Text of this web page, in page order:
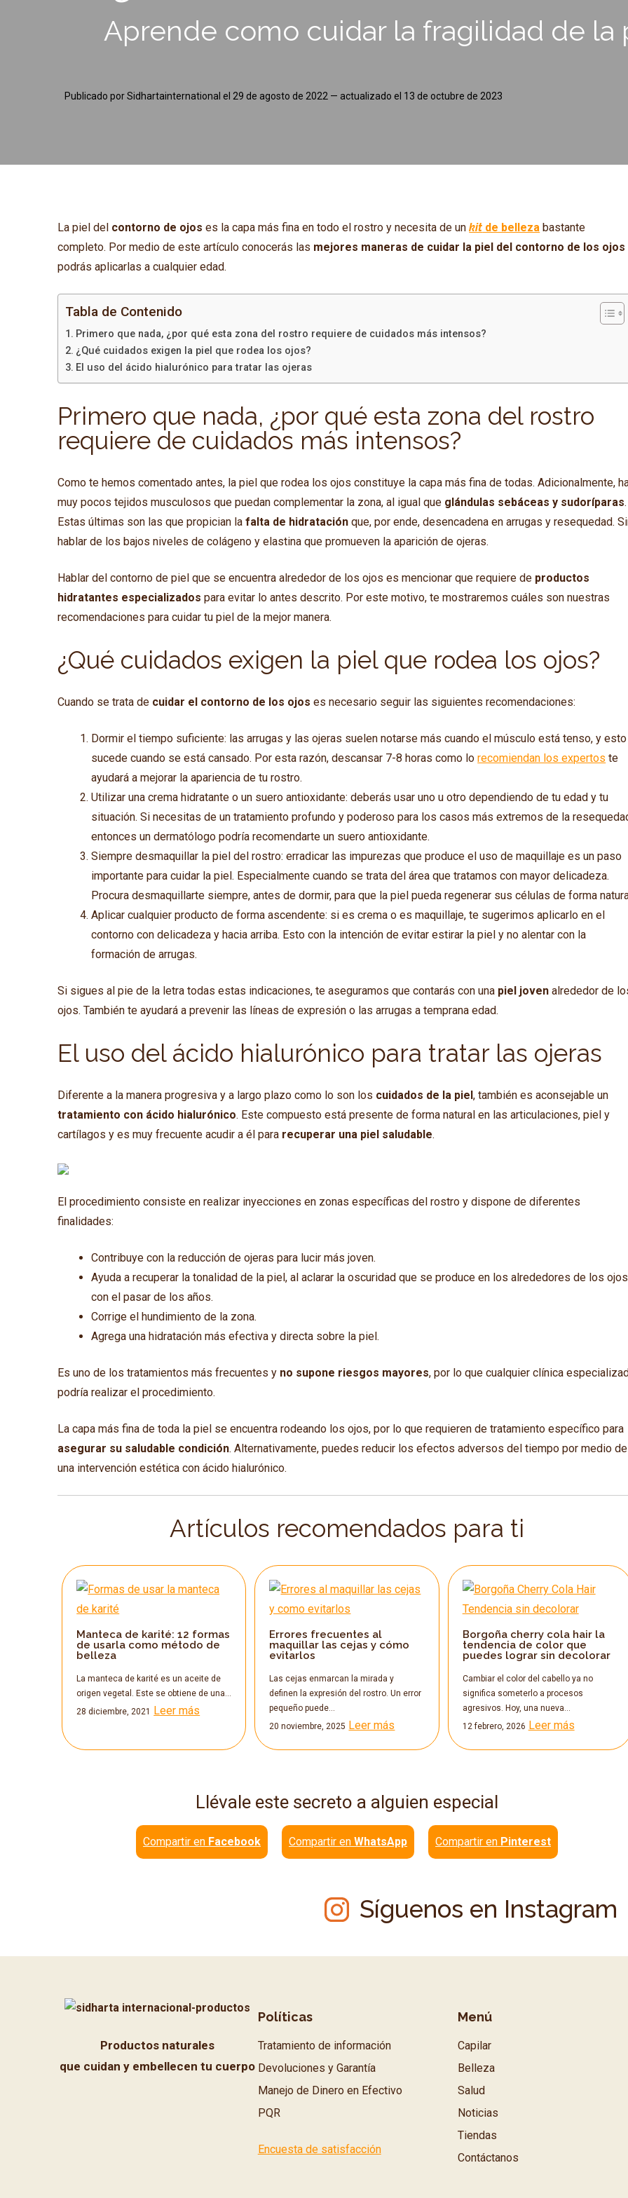
Aprende como cuidar la fragilidad de
Publicado porSidhartainternational el 29 de agosto de 2022 — actualizado el 13 de octubre de 2023
La piel del contorno de ojos es la capa más fina en todo el rostro y necesita de unkit de belleza bastante
completo. Por medio de este artículo conocerás las mejores maneras de cuidar la piel del contorno de los ojos
podrás aplicarlas a cualquier edad.
Tabla de Contenido
Primero que nada, ¿por qué esta zona del rostro requiere de cuidados más intensos?
¿Qué cuidados exigen la piel que rodea los ojos?
El uso del ácido hialurónico para tratar las ojeras
Primero que nada, ¿por qué esta zona del rostro
requiere de cuidados más intensos?
Como te hemos comentado antes, la piel que rodea los ojos constituye la capa más fina de todas. Adicionalmente,
muy pocos tejidos musculosos que puedan complementar la zona, al igual que glándulas sebáceas y sudoríparas.
Estas últimas son las que propician lafalta de hidratación que, por ende, desencadena en arrugas y resequedad.
hablar de los bajos niveles de colágeno y elastina que promueven la aparición de ojeras.
Hablar del contorno de piel que se encuentra alrededor de los ojos es mencionar que requiere de productos
hidratantes especializados para evitar lo antes descrito. Por este motivo, te mostraremos cuáles son nuestras
recomendaciones para cuidar tu piel de la mejor manera.
¿Qué cuidados exigen la piel que rodea los ojos?
Cuando se trata de cuidar el contorno de los ojos es necesario seguir las siguientes recomendaciones:
Dormir el tiempo suficiente: las arrugas y las ojeras suelen notarse más cuando el músculo está tenso, y esto
sucede cuando se está cansado. Por esta razón, descansar 7-8 horas como lorecomiendan los expertos te
ayudará a mejorar la apariencia de tu rostro.
Utilizar una crema hidratante o un suero antioxidante: deberás usar uno u otro dependiendo de tu edad y tu
situación. Si necesitas de un tratamiento profundo y poderoso para los casos más extremos de la
entonces un dermatólogo podría recomendarte un suero antioxidante.
Siempre desmaquillar la piel del rostro: erradicar las impurezas que produce el uso de maquillaje es un paso
importante para cuidar la piel. Especialmente cuando se trata del área que tratamos con mayor delicadeza.
Procura desmaquillarte siempre, antes de dormir, para que la piel pueda regenerar sus células de forma
Aplicar cualquier producto de forma ascendente: si es crema o es maquillaje, te sugerimos aplicarlo en el
contorno con delicadeza y hacia arriba. Esto con la intención de evitar estirar la piel y no alentar con la
formación de arrugas.
Si sigues al pie de la letra todas estas indicaciones, te aseguramos que contarás con una piel jovenalrededor de
ojos. También te ayudará a prevenir las líneas de expresión o las arrugas a temprana edad.
El uso del ácido hialurónico para tratar las ojeras
Diferente a la manera progresiva y a largo plazo como lo son los cuidados de la piel, también es aconsejable un
tratamiento con ácido hialurónico. Este compuesto está presente de forma natural en las articulaciones, piel y
cartílagos y es muy frecuente acudir a él para recuperar una piel saludable.
El procedimiento consiste en realizar inyecciones en zonas específicas del rostro y dispone de diferentes
finalidades:
Contribuye con la reducción de ojeras para lucir más joven.
Ayuda a recuperar la tonalidad de la piel, al aclarar la oscuridad que se produce en los alrededores de los ojos
con el pasar de los años.
Corrige el hundimiento de la zona.
Agrega una hidratación más efectiva y directa sobre la piel.
Es uno de los tratamientos más frecuentes y no supone riesgos mayores, por lo que cualquier clínica
podría realizar el procedimiento.
La capa más fina de toda la piel se encuentra rodeando los ojos, por lo que requieren de tratamiento específico para
asegurar su saludable condición. Alternativamente, puedes reducir los efectos adversos del tiempo por medio de
una intervención estética con ácido hialurónico.
Artículos recomendados para ti
Manteca de karité: 12 formas
de usarla como método de
belleza
La manteca de karité es un aceite de
origen vegetal. Este se obtiene de una…
28 diciembre, 2021
Leer más
Errores frecuentes al
maquillar las cejas y cómo
evitarlos
Las cejas enmarcan la mirada y
definen la expresión del rostro. Un error
pequeño puede…
20 noviembre, 2025 Leer más
Borgoña cherry cola hair la
tendencia de color que
puedes lograr sin decolorar
Cambiar el color del cabello ya no
significa someterlo a procesos
agresivos. Hoy, una nueva…
12 febrero, 2026 Leer más
Llévale este secreto a alguien especial
Compartir en Facebook Compartir enWhatsApp Compartir en Pinterest
Síguenos en Instagram
Productos naturales
que cuidan y embellecen tu cuerpo
Políticas
Tratamiento de información
Devoluciones y Garantía
Manejo de Dinero en Efectivo
PQR
Encuesta de satisfacción
Menú
Capilar
Belleza
Salud
Noticias
Tiendas
Contáctanos